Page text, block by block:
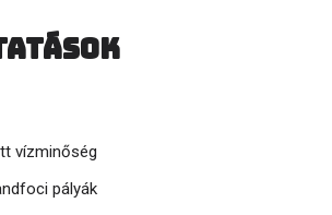
vízminőség
pályák